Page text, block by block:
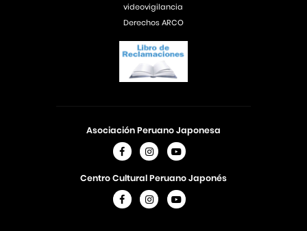
Asociación Peruano Japonesa
Centro Cultural Peruano Japonés
videovigilancia
Derechos ARCO